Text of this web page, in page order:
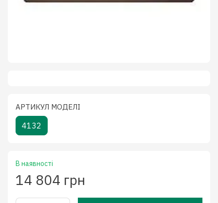
АРТИКУЛ МОДЕЛІ
4132
В наявності
14 804 грн